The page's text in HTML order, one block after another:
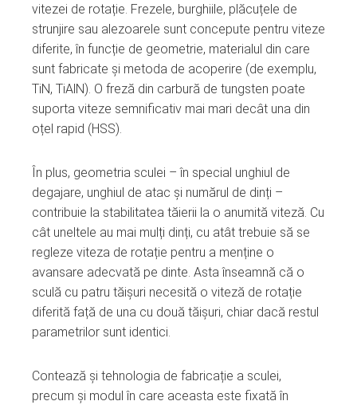
vitezei de rotație. Frezele, burghiile, plăcuțele de
strunjire sau alezoarele sunt concepute pentru viteze
diferite, în funcție de geometrie, materialul din care
sunt fabricate și metoda de acoperire (de exemplu,
TiN, TiAlN). O freză din carbură de tungsten poate
suporta viteze semnificativ mai mari decât una din
oțel rapid (HSS).
În plus, geometria sculei – în special unghiul de
degajare, unghiul de atac și numărul de dinți –
contribuie la stabilitatea tăierii la o anumită viteză. Cu
cât uneltele au mai mulți dinți, cu atât trebuie să se
regleze viteza de rotație pentru a menține o
avansare adecvată pe dinte. Asta înseamnă că o
sculă cu patru tăișuri necesită o viteză de rotație
diferită față de una cu două tăișuri, chiar dacă restul
parametrilor sunt identici.
Contează și tehnologia de fabricație a sculei,
precum și modul în care aceasta este fixată în